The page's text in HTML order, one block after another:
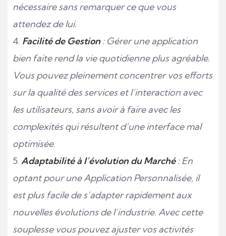
nécessaire sans remarquer ce que vous
attendez de lui.
Facilité de Gestion: Gérer une application
bien faite rend la vie quotidienne plus agréable.
Vous pouvez pleinement concentrer vos efforts
sur la qualité des services et l’interaction avec
les utilisateurs, sans avoir à faire avec les
complexités qui résultent d’une interface mal
optimisée.
Adaptabilité à l’évolution du Marché: En
optant pour une Application Personnalisée, il
est plus facile de s’adapter rapidement aux
nouvelles évolutions de l’industrie. Avec cette
souplesse vous pouvez ajuster vos activités